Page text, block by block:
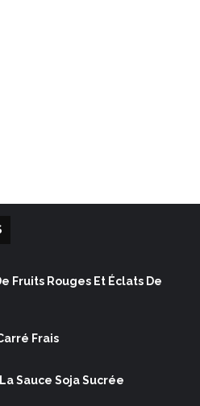
Fruits Rouges Et Éclats De
Frais
Sauce Soja Sucrée